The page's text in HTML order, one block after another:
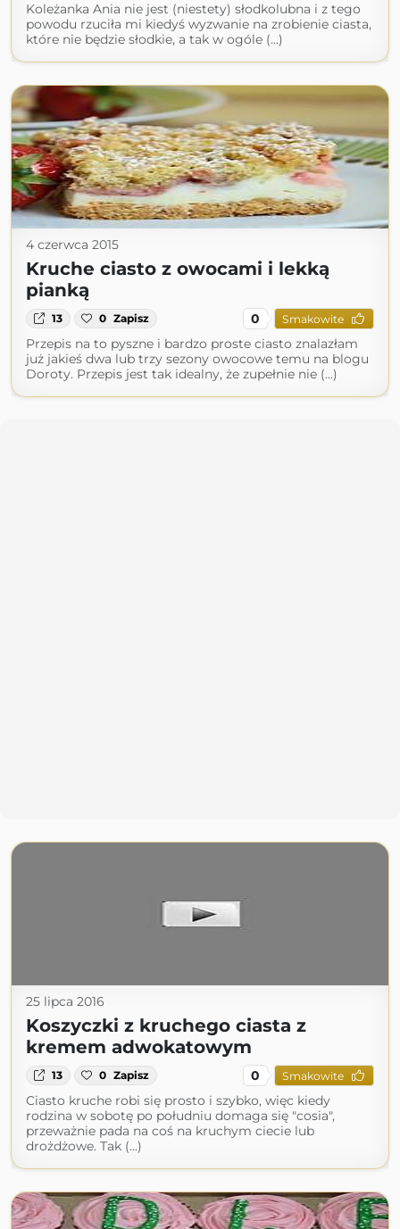
Koleżanka Ania nie jest (niestety) słodkolubna i z tego
powodu rzuciła mi kiedyś wyzwanie na zrobienie ciasta,
które nie będzie słodkie, a tak w ogóle (...)
4 czerwca 2015
Kruche ciasto z owocami i lekką
pianką
13 0 Zapisz 0 Smakowite
Przepis na to pyszne i bardzo proste ciasto znalazłam
już jakieś dwa lub trzy sezony owocowe temu na blogu
Doroty. Przepis jest tak idealny, że zupełnie nie (...)
25 lipca 2016
Koszyczki z kruchego ciasta z
kremem adwokatowym
13 0 Zapisz 0 Smakowite
Ciasto kruche robi się prosto i szybko, więc kiedy
rodzina w sobotę po południu domaga się "cosia",
przeważnie pada na coś na kruchym ciecie lub
drożdżowe. Tak (...)